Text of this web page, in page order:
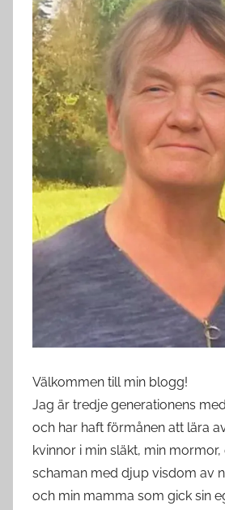
Välkommen till min blogg!
Jag är tredje generationens
och har haft förmånen att lära
kvinnor i min släkt, min mormor,
schaman med djup visdom av
och min mamma som gick sin